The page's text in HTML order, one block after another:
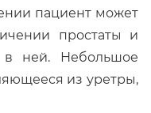
пациент может
простаты и
в ней. Небольшое
из уретры,